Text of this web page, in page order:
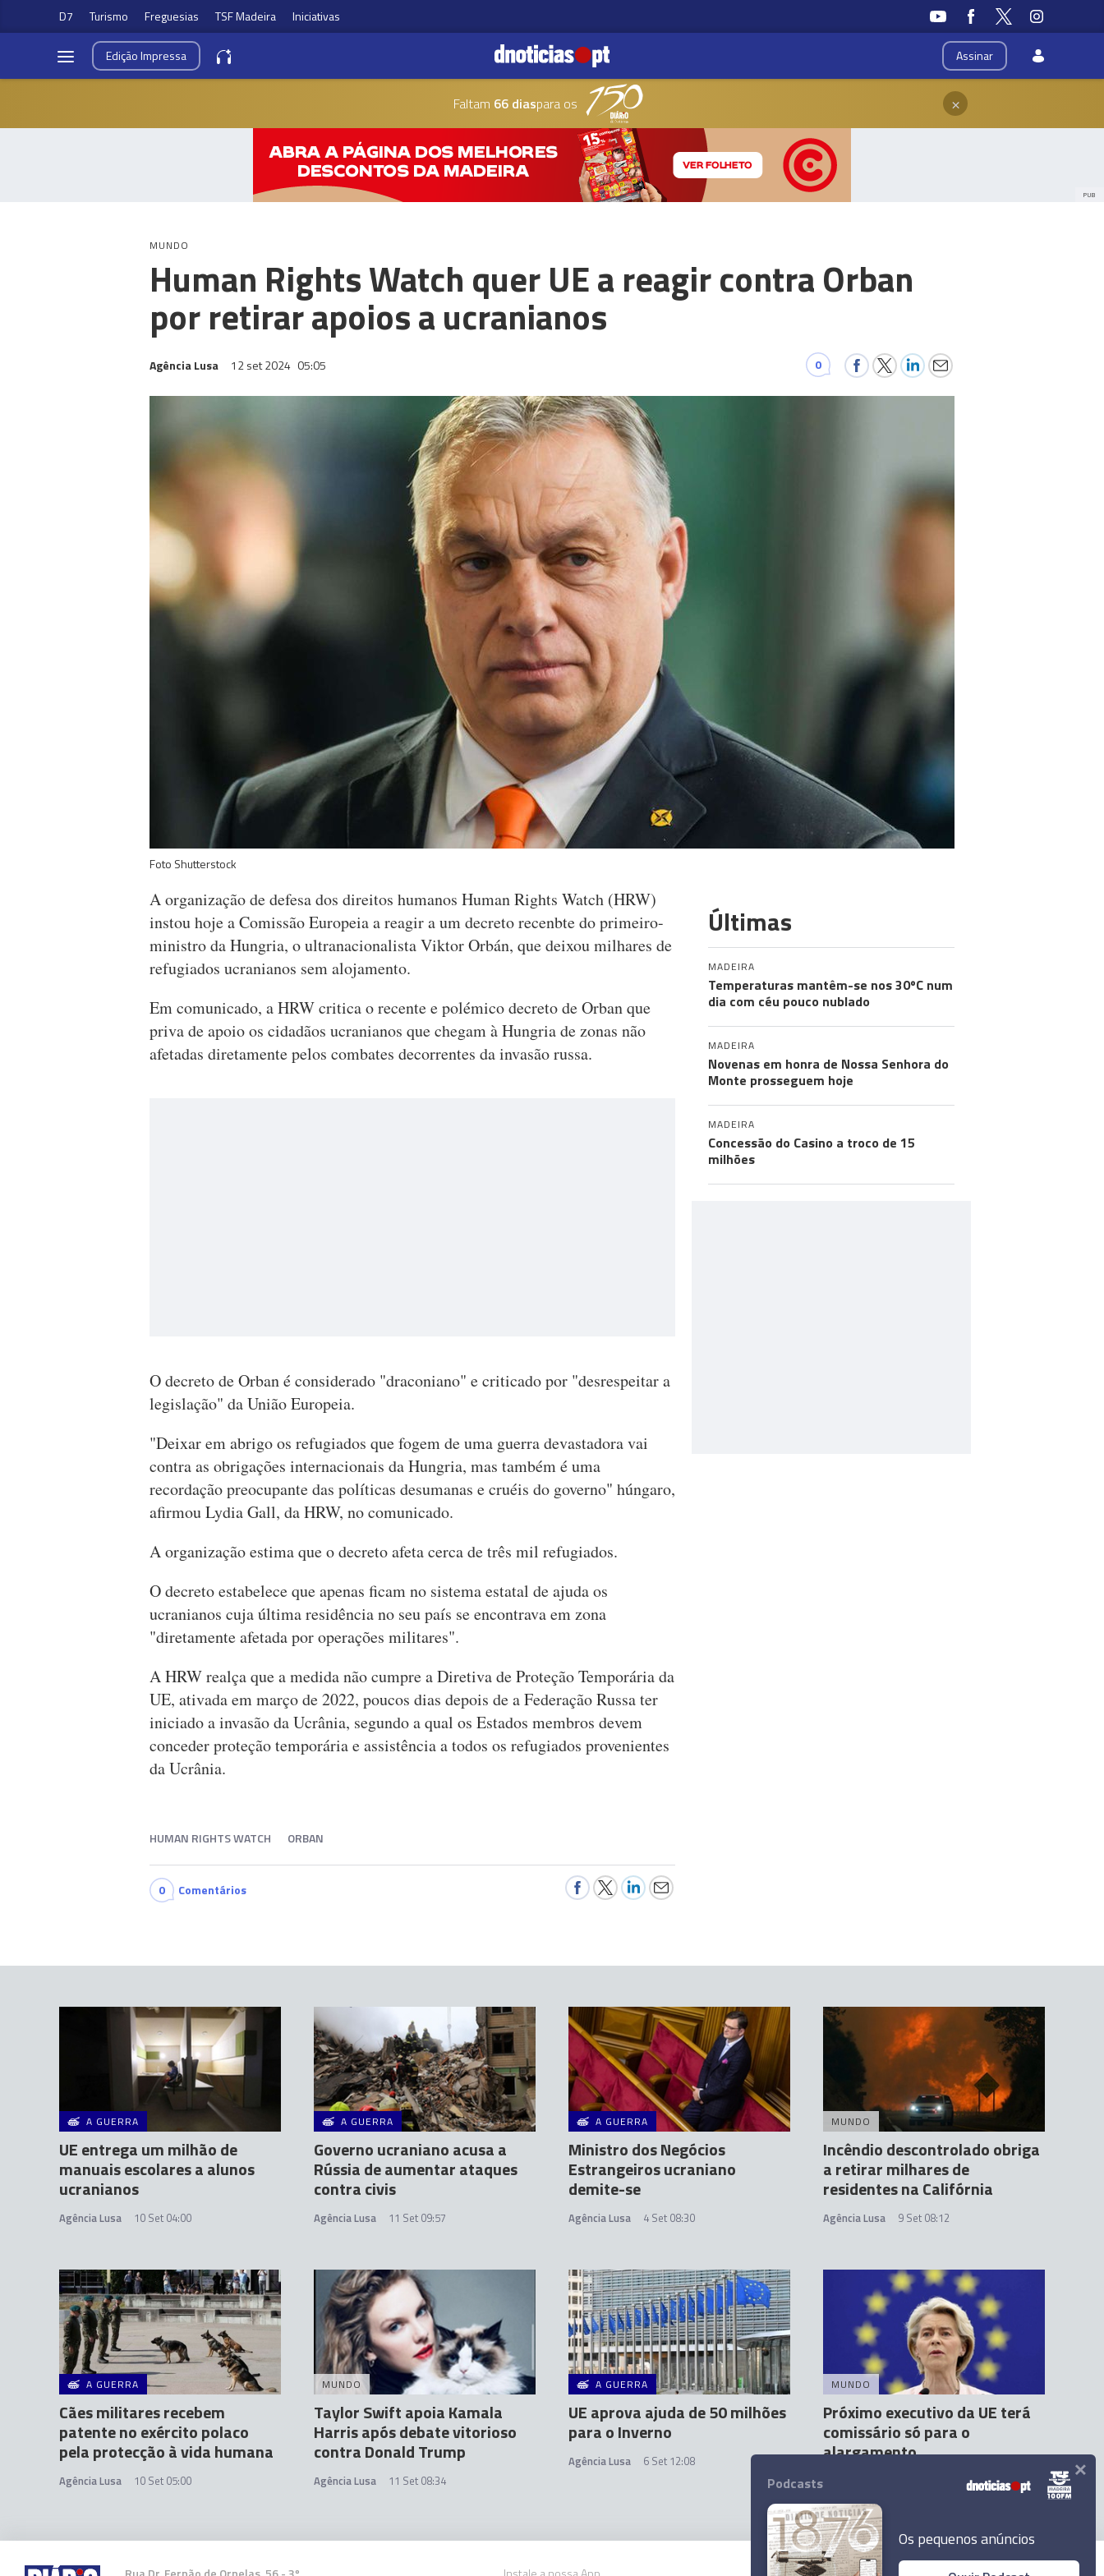
D7 Turismo Freguesias TSF Madeira Iniciativas
Assinar
EdiçãoImpressa
Faltam 66 diaspara os ×
PUB
MUNDO
Human Rights Watch quer UE a reagir contra Orban
por retirar apoios a ucranianos
Agência Lusa 12 set 2024 05:05 0
Foto Shutterstock
A organização de defesa dos direitos humanos Human Rights Watch (HRW)
instou hoje a Comissão Europeia a reagir a um decreto recenbte do primeiro-
ministro da Hungria, o ultranacionalista Viktor Orbán, que deixou milhares de
refugiados ucranianos sem alojamento.
Em comunicado, a HRW critica o recente e polémico decreto de Orban que
priva de apoio os cidadãos ucranianos que chegam à Hungria de zonas não
afetadas diretamente pelos combates decorrentes da invasão russa.
O decreto de Orban é considerado "draconiano" e criticado por "desrespeitar a
legislação" da União Europeia.
"Deixar em abrigo os refugiados que fogem de uma guerra devastadora vai
contra as obrigações internacionais da Hungria, mas também é uma
recordação preocupante das políticas desumanas e cruéis do governo" húngaro,
afirmou Lydia Gall, da HRW, no comunicado.
A organização estima que o decreto afeta cerca de três mil refugiados.
O decreto estabelece que apenas ficam no sistema estatal de ajuda os
ucranianos cuja última residência no seu país se encontrava em zona
"diretamente afetada por operações militares".
A HRW realça que a medida não cumpre a Diretiva de Proteção Temporária da
UE, ativada em março de 2022, poucos dias depois de a Federação Russa ter
iniciado a invasão da Ucrânia, segundo a qual os Estados membros devem
conceder proteção temporária e assistência a todos os refugiados provenientes
da Ucrânia.
HUMAN RIGHTS WATCH ORBAN
0 Comentários
Últimas
MADEIRA
Temperaturas mantêm-se nos 30ºC num
dia com céu pouco nublado
MADEIRA
Novenas em honra de Nossa Senhora do
Monte prosseguem hoje
MADEIRA
Concessão do Casino a troco de 15
milhões
A GUERRA
UE entrega um milhão de
manuais escolares a alunos
ucranianos
Agência Lusa 10 Set 04:00
A GUERRA
Governo ucraniano acusa a
Rússia de aumentar ataques
contra civis
Agência Lusa 11 Set 09:57
A GUERRA
Ministro dos Negócios
Estrangeiros ucraniano
demite-se
Agência Lusa 4 Set 08:30
MUNDO
Incêndio descontrolado obriga
a retirar milhares de
residentes na Califórnia
Agência Lusa 9 Set 08:12
A GUERRA
Cães militares recebem
patente no exército polaco
pela protecção à vida humana
Agência Lusa 10 Set 05:00
MUNDO
Taylor Swift apoia Kamala
Harris após debate vitorioso
contra Donald Trump
Agência Lusa 11 Set 08:34
A GUERRA
UE aprova ajuda de 50 milhões
para o Inverno
Agência Lusa 6 Set 12:08
MUNDO
Próximo executivo da UE terá
comissário só para o
alargamento
Podcasts
Os pequenos anúncios
×